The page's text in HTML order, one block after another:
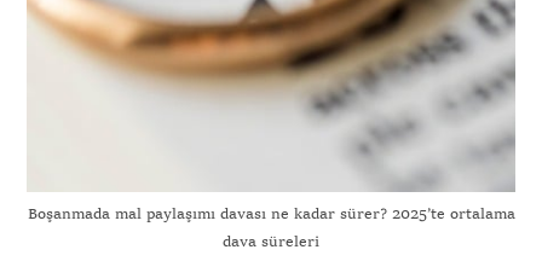
Boşanmada mal paylaşımı davası ne kadar sürer? 2025’te ortalama
dava süreleri